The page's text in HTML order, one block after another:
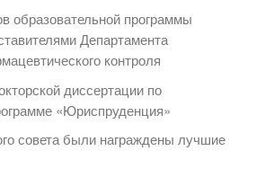
образовательной программы
Департамента
контроля
диссертации по
«Юриспруденция»
совета были награждены лучшие